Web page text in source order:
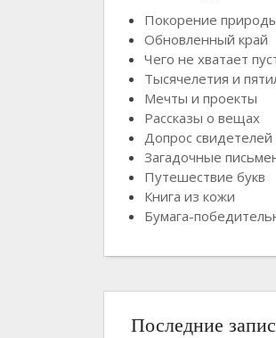
Покорение
Обновленный край
Чего не хватает
Тысячелетия и
Мечты и проекты
Рассказы о вещах
Допрос свидетелей
Загадочные
Путешествие букв
Книга из кожи
Бумага-
Последние